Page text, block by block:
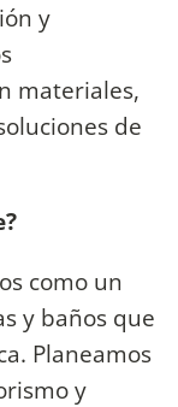
y
materiales,
de
como un
y baños que
Planeamos
y